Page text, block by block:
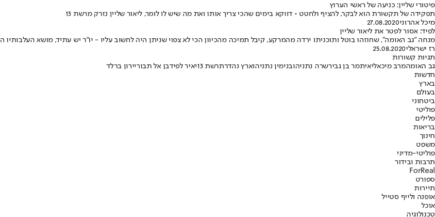
פיטורי שליין: כניעה של ראשי הערוץ
תפקידה של תקשורת הוא לבקר, להציף ולחטט • דווקא בימים שהכי צריך אותו ואת מה שיש לו לומר, ליאור שליין נזרק מרשת 13
מיכל אהרוני27.08.2020
לפיד: אסור לפטר את ליאור שליין
מנחה "גב האומה", שחוזהו בוטל ותוכניתו ירדה מהמרקע, קיבל תמיכה מהכיוון הכי לא צפוי שניתן היה לחשוב עליו - יו"ר יש עתיד, מושא העלבותיו
רז ישראלי25.08.2020
תגיות קשורות
גב האומהמרב מיכאליאיתמר בן גבירשרה נתניהובנימין נתניהוארץ נהדרתרשת 13 יאיר לפידבן אל תבוריירון ברלד
חדשות
בארץ
בעולם
ביטחוני
פוליטי
פלילים
בריאות
חינוך
משפט
פוליטי-מדיני
תרבות ובידור
ForReal
ספורט
תיירות
אופנה ולייף סטייל
אוכל
טכנולוגיה